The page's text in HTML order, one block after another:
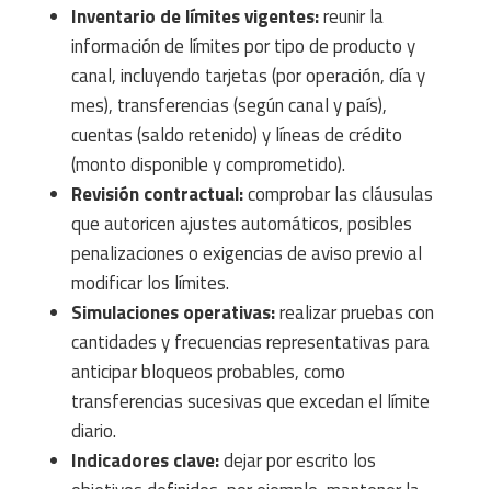
Inventario de límites vigentes:reunir la
información de límites por tipo de producto y
canal, incluyendo tarjetas (por operación, día y
mes), transferencias (según canal y país),
cuentas (saldo retenido) y líneas de crédito
(monto disponible y comprometido).
Revisión contractual:comprobar las cláusulas
que autoricen ajustes automáticos, posibles
penalizaciones o exigencias de aviso previo al
modificar los límites.
Simulaciones operativas:realizar pruebas con
cantidades y frecuencias representativas para
anticipar bloqueos probables, como
transferencias sucesivas que excedan el límite
diario.
Indicadores clave:dejar por escrito los